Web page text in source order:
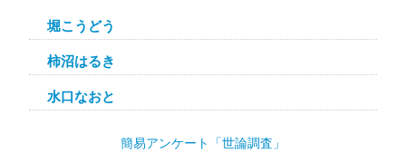
堀こうどう
柿沼はるき
水口なおと
簡易アンケート「世論調査」